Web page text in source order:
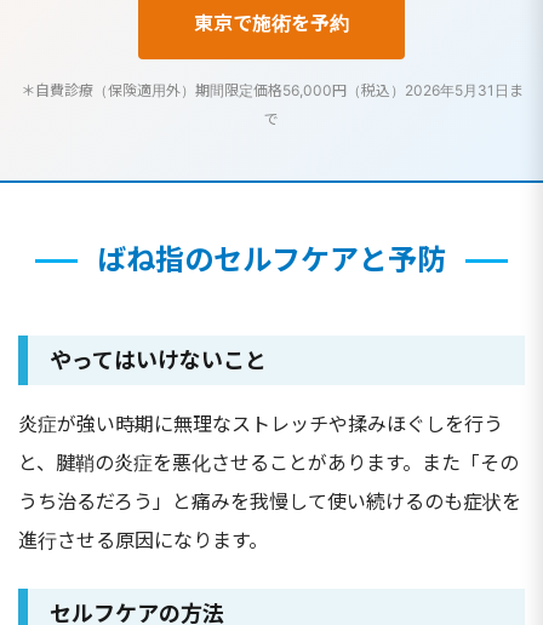
東京で施術を予約
＊自費診療（保険適用外）期間限定価格56,000円（税込）2026年5月31日ま
で
ばね指のセルフケアと予防
やってはいけないこと
炎症が強い時期に無理なストレッチや揉みほぐしを行う
と、腱鞘の炎症を悪化させることがあります。また「その
うち治るだろう」と痛みを我慢して使い続けるのも症状を
進行させる原因になります。
セルフケアの方法